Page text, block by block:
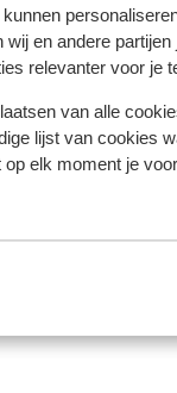
en andere partijen
relevanter voor je
van alle
lijst van cookies
elk moment je
geboekt door
1 mrt.
in
in